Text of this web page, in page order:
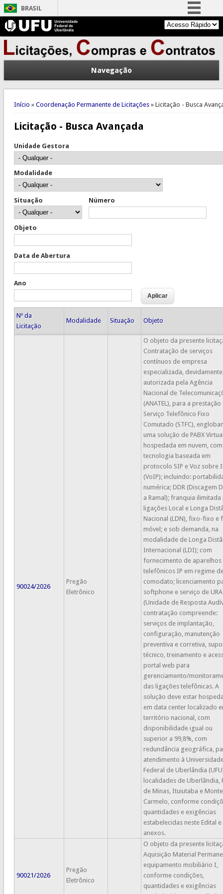
BRASIL
Simplifique!
Comunica BR
Participe
Acesso à informação
Legislação
Canais
Navegação
Você está aqui
Início » Coordenação Permanente de Licitações» Licitação - Busca
Licitação - Busca Avançada
Unidade Gestora
Modalidade
Situação Número
Objeto
Data de Abertura
Ano
Nº da
Licitação
Modalidade Situação Objeto
90024/2026
Pregão
Eletrônico
O objeto da presente
Contratação de serviços
contínuos de empresa
especializada, devidamente
autorizada pela Agência
Nacional de
(ANATEL), para a prestação
Serviço Telefônico Fixo
Comutado (STFC),
uma solução de PABX
hospedada em nuvem, com
tecnologia baseada em
protocolo SIP e Voz sobre
(VoIP); incluindo:
numérica; DDR (Discagem
a Ramal); franquia ilimitada
ligações Local e Longa
Nacional (LDN), fixo-fixo e
móvel; e sob demanda, na
modalidade de Longa
Internacional (LDI); com
fornecimento de aparelhos
telefônicos IP em regime
comodato; licenciamento
softphone e serviço de URA
(Unidade de Resposta
contratação compreende:
serviços de implantação,
configuração, manutenção
preventiva e corretiva,
técnico, treinamento e
portal web para
gerenciamento/
das ligações telefônicas. A
solução deve estar
em data center localizado
território nacional, com
disponibilidade igual ou
superior a 99,8%, com
redundância geográfica,
atendimento à
Federal de Uberlândia
localidades de Uberlândia,
de Minas, Ituiutaba e Monte
Carmelo, conforme
quantidades e exigências
estabelecidas neste Edital e
anexos.
90021/2026
Pregão
Eletrônico
O objeto da presente
Aquisição Material
equipamento mobiliário I,
conforme condições,
quantidades e exigências